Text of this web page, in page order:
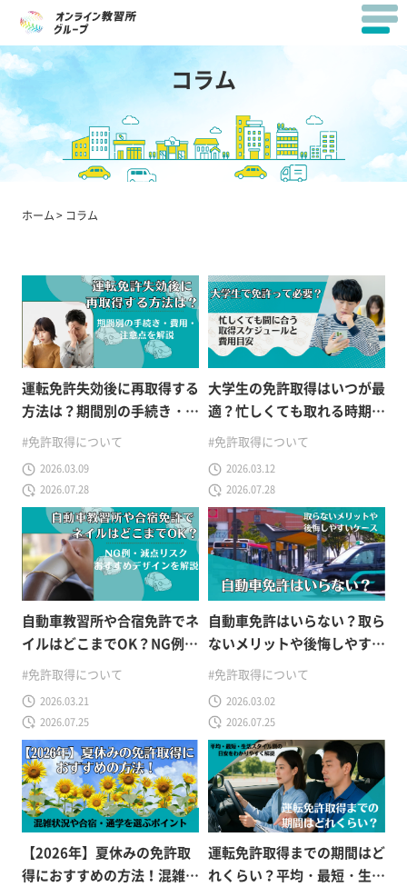
コラム
ホーム コラム
運転免許失効後に再取得する
方法は？期間別の手続き・費
用・注意点を解説
#免許取得について
2026.03.09
2026.07.28
大学生の免許取得はいつが最
適？忙しくても取れる時期と
費用・進め方を解説
#免許取得について
2026.03.12
2026.07.28
自動車教習所や合宿免許でネ
イルはどこまでOK？NG例・
減点リスク・おすすめデザイ
#免許取得について
2026.03.21
2026.07.25
自動車免許はいらない？取ら
ないメリットや後悔しやすい
ケースから必要性を解説
#免許取得について
2026.03.02
2026.07.25
【2026年】夏休みの免許取
得におすすめの方法！混雑状
運転免許取得までの期間はど
れくらい？平均・最短・生活